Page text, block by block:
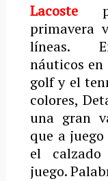
Lacoste
primavera
líneas.
náuticos
golf y el
colores,
una gran
que a
el
juego.